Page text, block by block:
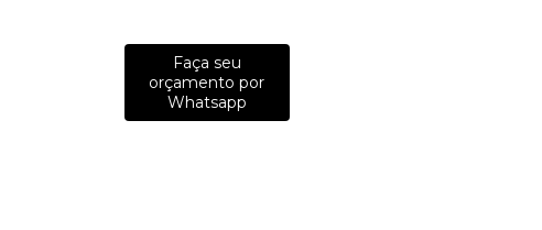
Faça seu
orçamento por
Whatsapp